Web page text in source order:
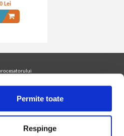
Permite toate
Respinge
Lei
la curent cu